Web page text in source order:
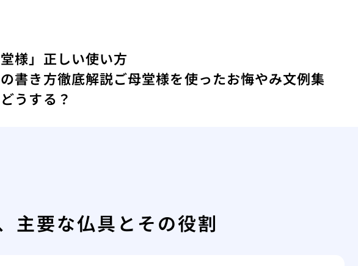
様」正しい使い方
書き方徹底解説ご母堂様を使ったお悔やみ文例集
うする？
主要な仏具とその役割